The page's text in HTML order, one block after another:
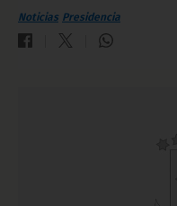
Noticias Presidencia